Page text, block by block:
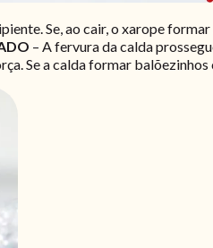
Se, ao cair, o xarope
– A fervura da calda
Se a calda formar